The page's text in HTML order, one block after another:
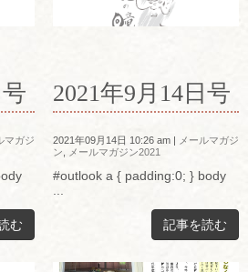
マガジ
む
2021年9月14日号
2021年09月14日 10:26 am | メールマガジ
ン
メールマガジン2021
#outlook a { padding:0; } body
記事を読む